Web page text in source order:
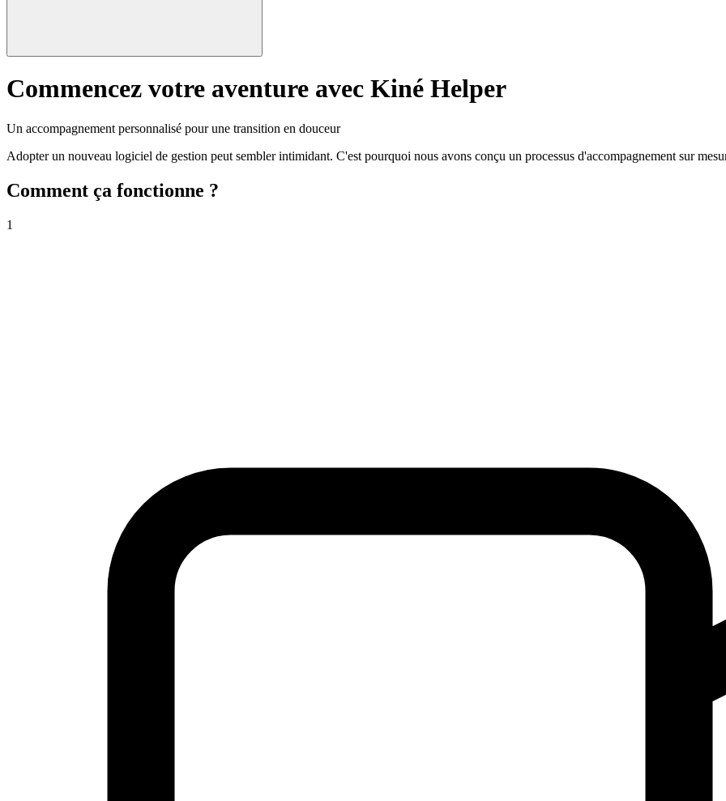
Commencez votre aventure avec Kiné Helper
Un accompagnement personnalisé pour une transition en douceur
Adopter un nouveau logiciel de gestion peut sembler intimidant. C'est pourquoi nous avons conçu un processus d'accompagnement sur
Comment ça fonctionne ?
1